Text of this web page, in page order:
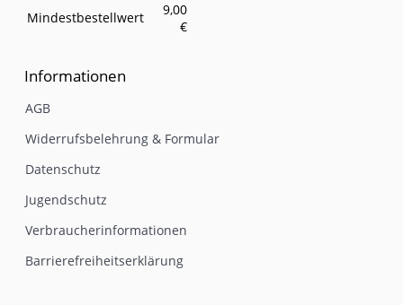
Mindestbestellwert
9,00
€
Informationen
AGB
Widerrufsbelehrung & Formular
Datenschutz
Jugendschutz
Verbraucherinformationen
Barrierefreiheitserklärung